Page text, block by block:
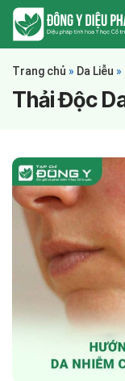
Trang chủ » Da Liễu »
Thải Độc